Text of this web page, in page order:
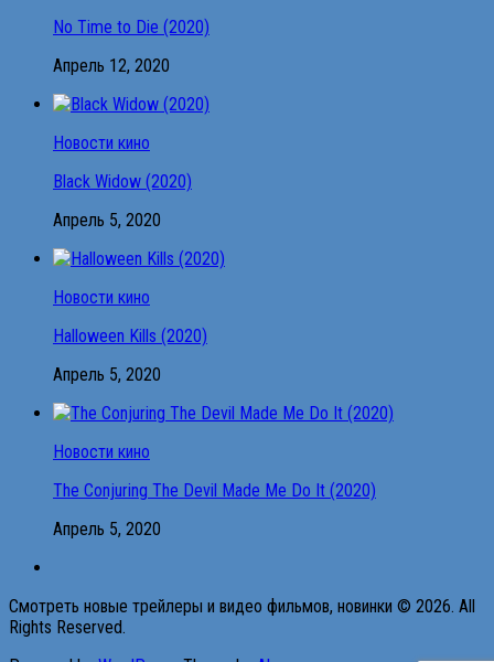
No Time to Die (2020)
Апрель 12, 2020
Новости кино
Black Widow (2020)
Апрель 5, 2020
Новости кино
Halloween Kills (2020)
Апрель 5, 2020
Новости кино
The Conjuring The Devil Made Me Do It (2020)
Апрель 5, 2020
Смотреть новые трейлеры и видео фильмов, новинки © 2026. All
Rights Reserved.